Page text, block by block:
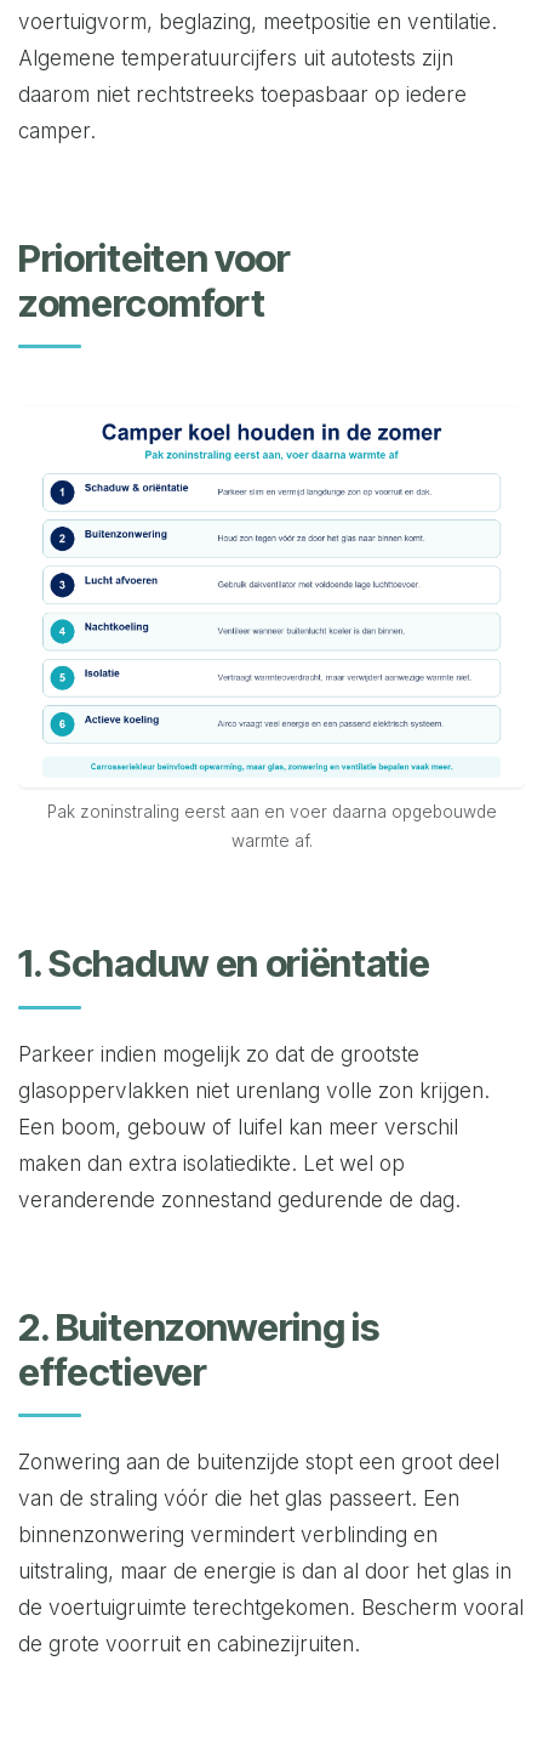
voertuigvorm, beglazing, meetpositie en ventilatie.
Algemene temperatuurcijfers uit autotests zijn
daarom niet rechtstreeks toepasbaar op iedere
camper.
Prioriteiten voor
zomercomfort
Pak zoninstraling eerst aan en voer daarna opgebouwde
warmte af.
1. Schaduw en oriëntatie
Parkeer indien mogelijk zo dat de grootste
glasoppervlakken niet urenlang volle zon krijgen.
Een boom, gebouw of luifel kan meer verschil
maken dan extra isolatiedikte. Let wel op
veranderende zonnestand gedurende de dag.
2. Buitenzonwering is
effectiever
Zonwering aan de buitenzijde stopt een groot deel
van de straling vóór die het glas passeert. Een
binnenzonwering vermindert verblinding en
uitstraling, maar de energie is dan al door het glas in
de voertuigruimte terechtgekomen. Bescherm vooral
de grote voorruit en cabinezijruiten.